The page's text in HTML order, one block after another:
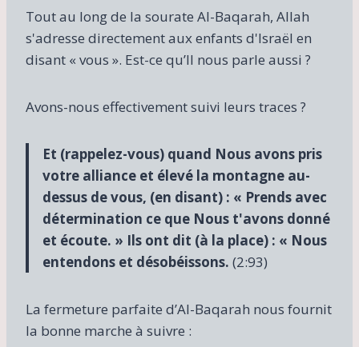
Tout au long de la sourate Al-Baqarah, Allah
s'adresse directement aux enfants d'Israël en
disant « vous ». Est-ce qu’Il ​​nous parle aussi ?
Avons-nous effectivement suivi leurs traces ?
Et (rappelez-vous) quand Nous avons pris
votre alliance et élevé la montagne au-
dessus de vous, (en disant) : « Prends avec
détermination ce que Nous t'avons donné
et écoute. » Ils ont dit (à la place) : « Nous
entendons et désobéissons. (2:93)
La fermeture parfaite d’Al-Baqarah nous fournit
la bonne marche à suivre :